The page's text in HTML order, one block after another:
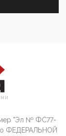
через
понимают,
"Эл № ФС77-
ФЕДЕРАЛЬНОЙ